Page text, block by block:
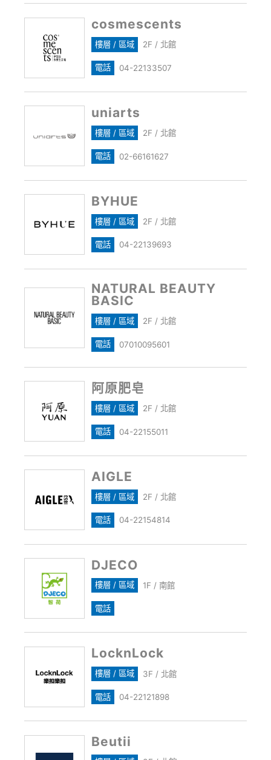
cosmescents
樓層 / 區域 2F / 北館
電話 04-22133507
uniarts
樓層 / 區域 2F / 北館
電話 02-66161627
BYHUE
樓層 / 區域 2F / 北館
電話 04-22139693
NATURAL BEAUTY
BASIC
樓層 / 區域 2F / 北館
電話 07010095601
阿原肥皂
樓層 / 區域 2F / 北館
電話 04-22155011
AIGLE
樓層 / 區域 2F / 北館
電話 04-22154814
DJECO
樓層 / 區域 1F / 南館
電話
LocknLock
樓層 / 區域 3F / 北館
電話 04-22121898
Beutii